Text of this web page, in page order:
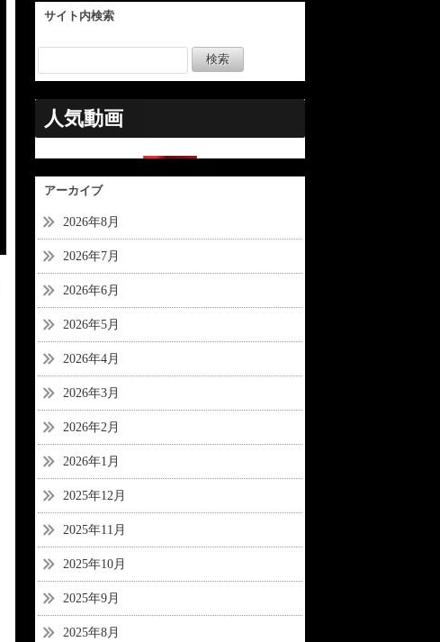
サイト内検索
人気動画
アーカイブ
2026年8月
2026年7月
2026年6月
2026年5月
2026年4月
2026年3月
2026年2月
2026年1月
2025年12月
2025年11月
2025年10月
2025年9月
2025年8月